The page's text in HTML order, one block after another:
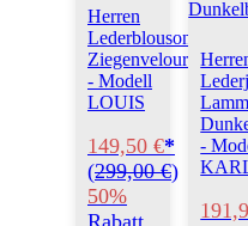
Herren
Lederblouson
Ziegenvelours
- Modell
LOUIS
149,50 €*
(299,00 €)
50%
-